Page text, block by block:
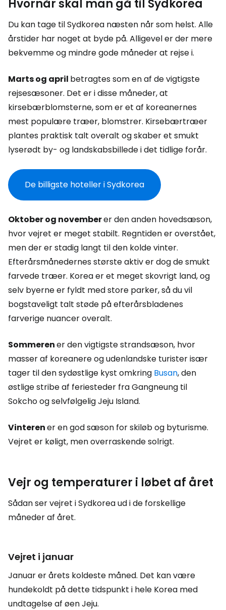
Hvornår skal man gå til Sydkorea
Du kan tage til Sydkorea næsten når som helst. Alle
årstider har noget at byde på. Alligevel er der mere
bekvemme og mindre gode måneder at rejse i.
Marts og april betragtes som en af de vigtigste
rejsesæsoner. Det er i disse måneder, at
kirsebærblomsterne, som er et af koreanernes
mest populære træer, blomstrer. Kirsebærtræer
plantes praktisk talt overalt og skaber et smukt
lyserødt by- og landskabsbillede i det tidlige forår.
De billigste hoteller i Sydkorea
Oktober og novemberer den anden hovedsæson,
hvor vejret er meget stabilt. Regntiden er overstået,
men der er stadig langt til den kolde vinter.
Efterårsmånedernes største aktiv er dog de smukt
farvede træer. Korea er et meget skovrigt land, og
selv byerne er fyldt med store parker, så du vil
bogstaveligt talt støde på efterårsbladenes
farverige nuancer overalt.
Sommerener den vigtigste strandsæson, hvor
masser af koreanere og udenlandske turister især
tager til den sydøstlige kyst omkring Busan, den
østlige stribe af feriesteder fra Gangneung til
Sokcho og selvfølgelig Jeju Island.
Vinterener en god sæson for skiløb og byturisme.
Vejret er køligt, men overraskende solrigt.
Vejr og temperaturer i løbet af året
Sådan ser vejret i Sydkorea ud i de forskellige
måneder af året.
Vejret i januar
Januar er årets koldeste måned. Det kan være
hundekoldt på dette tidspunkt i hele Korea med
undtagelse af øen Jeju.